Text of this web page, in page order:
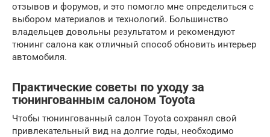
отзывов и форумов, и это помогло мне определиться с
выбором материалов и технологий. Большинство
владельцев довольны результатом и рекомендуют
тюнинг салона как отличный способ обновить интерьер
автомобиля.
Практические советы по уходу за
тюнингованным салоном Toyota
Чтобы тюнингованный салон Toyota сохранял свой
привлекательный вид на долгие годы, необходимо